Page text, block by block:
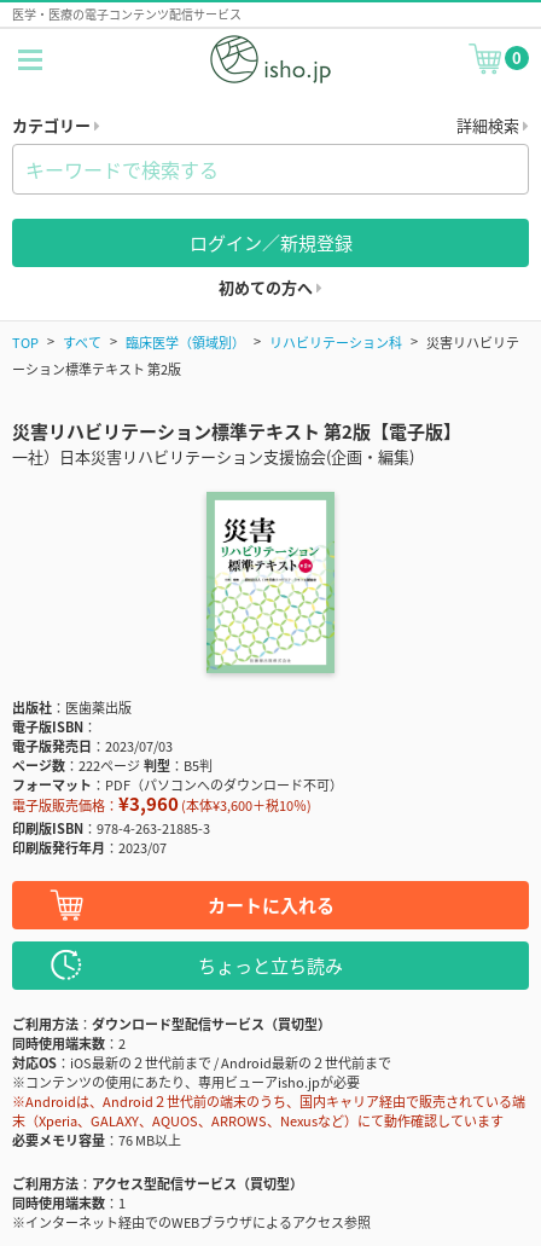
医学・医療の電子コンテンツ配信サービス
0
カテゴリー 詳細検索
ログイン／新規登録
初めての方へ
TOP すべて 臨床医学（領域別） リハビリテーション科
災害リハビリテ
ーション標準テキスト 第2版
災害リハビリテーション標準テキスト 第2版【電子版】
一社）日本災害リハビリテーション支援協会(企画・編集)
出版社
医歯薬出版
電子版ISBN
電子版発売日
2023/07/03
ページ数
222ページ判型
B5判
フォーマット
PDF（パソコンへのダウンロード不可）
電子版販売価格： ¥3,960(本体¥3,600＋税10％)
印刷版ISBN
978-4-263-21885-3
印刷版発行年月
2023/07
カートに入れる
ちょっと立ち読み
ご利用方法
ダウンロード型配信サービス（買切型）
同時使用端末数
2
対応OS
iOS最新の２世代前まで / Android最新の２世代前まで
※コンテンツの使用にあたり、専用ビューアisho.jpが必要
※Androidは、Android２世代前の端末のうち、国内キャリア経由で販売されている端
末（Xperia、GALAXY、AQUOS、ARROWS、Nexusなど）にて動作確認しています
必要メモリ容量
76 MB以上
ご利用方法
アクセス型配信サービス（買切型）
同時使用端末数
1
※インターネット経由でのWEBブラウザによるアクセス参照